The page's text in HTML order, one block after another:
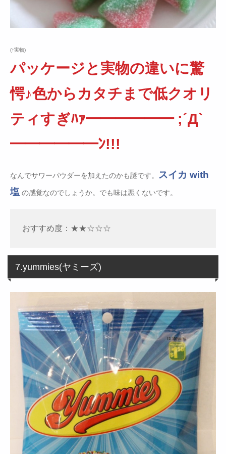
(↑実物)
パッケージと実物の違いに驚
愕♪色からカタチまで低クオリ
ティすぎﾊｧ━━━━━━ ;´Д`
━━━━━━ﾝ!!!
なんでサワーパウダーを加えたのかも謎です。
スイカ with
塩 の感覚なのでしょうか。でも味は悪くないです。
おすすめ度：★★☆☆☆
7.yummies(ヤミーズ)